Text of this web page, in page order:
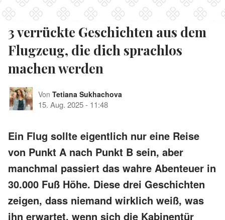
3 verrückte Geschichten aus dem
Flugzeug, die dich sprachlos
machen werden
Von Tetiana Sukhachova
15. Aug. 2025- 11:48
Ein Flug sollte eigentlich nur eine Reise
von Punkt A nach Punkt B sein, aber
manchmal passiert das wahre Abenteuer in
30.000 Fuß Höhe. Diese drei Geschichten
zeigen, dass niemand wirklich weiß, was
ihn erwartet, wenn sich die Kabinentür